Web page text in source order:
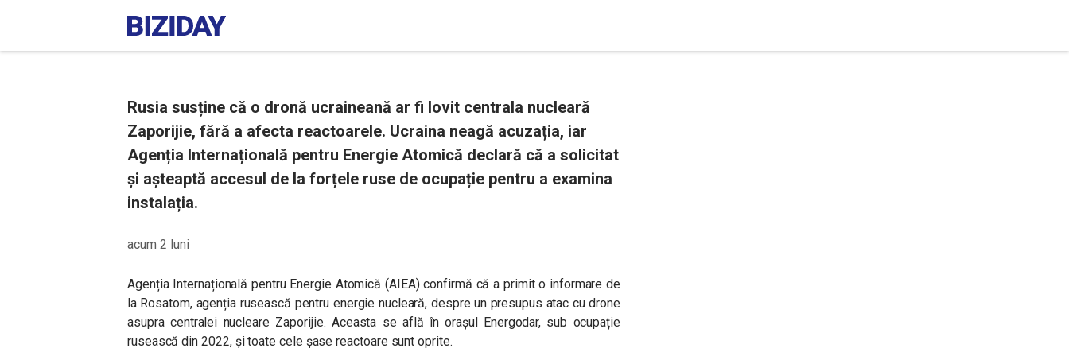
Rusia susține că o dronă ucraineană ar fi lovit centrala nucleară
Zaporijie, fără a afecta reactoarele. Ucraina neagă acuzația, iar
Agenția Internațională pentru Energie Atomică declară că a solicitat
și așteaptă accesul de la forțele ruse de ocupație pentru a examina
instalația.
acum 2 luni
Agenția Internațională pentru Energie Atomică (AIEA) confirmă că a primit o informare de
la Rosatom, agenția rusească pentru energie nucleară, despre un presupus atac cu drone
asupra centralei nucleare Zaporijie. Aceasta se află în orașul Energodar, sub ocupație
rusească din 2022, și toate cele șase reactoare sunt oprite.